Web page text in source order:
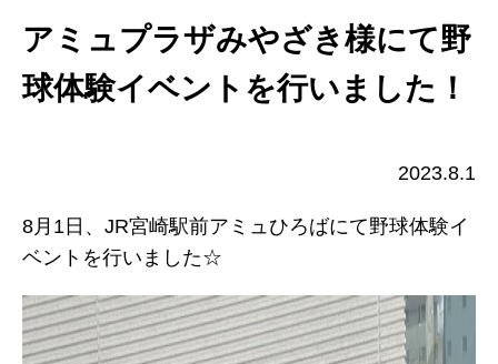
アミュプラザみやざき様にて野
球体験イベントを行いました！
2023.8.1
8月1日、JR宮崎駅前アミュひろばにて野球体験イ
ベントを行いました☆